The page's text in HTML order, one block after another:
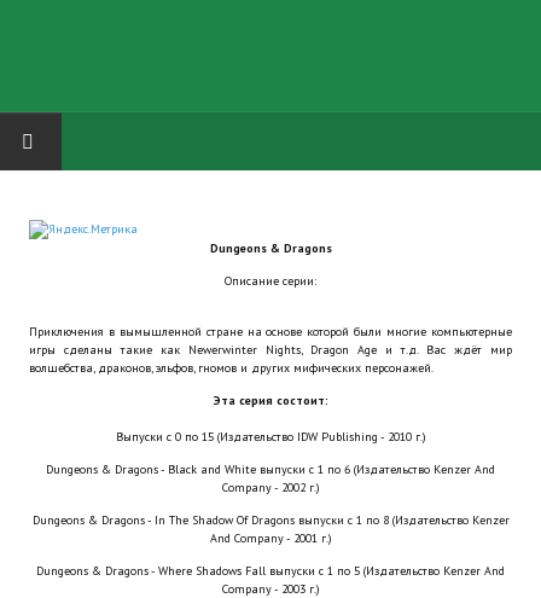
Русская биржа
Теневой кардинал для Обливиона
Aliens vs Predator 2 (Русские субтитры)
Dungeon Siege 2 Legendary Mod (Русские субтитры)
Новый ГГ
Dungeons & Dragons
Описание серии:
Приключения в вымышленной стране на основе которой были многие компьютерные
игры сделаны такие как Newerwinter Nights, Dragon Age и т.д. Вас ждёт мир
волшебства, драконов, эльфов, гномов и других мифических персонажей.
Эта серия состоит:
Выпуски с 0 по 15 (Издательство IDW Publishing - 2010 г.)
Dungeons & Dragons - Black and White выпуски с 1 по 6 (Издательство Kenzer And
Company - 2002 г.)
Dungeons & Dragons - In The Shadow Of Dragons выпуски с 1 по 8 (Издательство Kenzer
And Company - 2001 г.)
Dungeons & Dragons - Where Shadows Fall выпуски с 1 по 5 (Издательство Kenzer And
Company - 2003 г.)